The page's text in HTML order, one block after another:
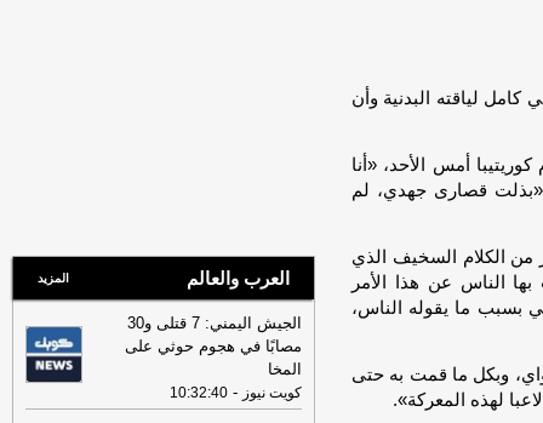
لياقته البدنية وأن
خسارة سانتوس 3-صفر أمام كوريتيبا أمس الأحد، «أنا
«بذلت قصارى جهدي، لم
من الكلام السخيف الذي
الناس عن هذا الأمر
بسبب ما يقوله الناس،
وبكل ما قمت ​به حتى
جريدة الراي
00:38
وفد «رحلة الدمج» شارك في
البرنامج الصيفي لأكاديمية الخليج للقيادة
والابتكار-
00:38
إزالة التعديات... إستراتيجية وطنية
لفرض هيبة القانون-جريدة الراي
العرب والعالم المزيد
الجيش اليمني: 7 قتلى و30
مصابًا في هجوم حوثي على
المخا
كويت نيوز -
10:32:40